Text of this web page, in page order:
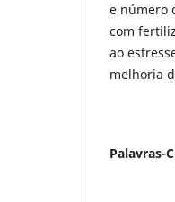
e número
com
ao
melhoria
Palavras-